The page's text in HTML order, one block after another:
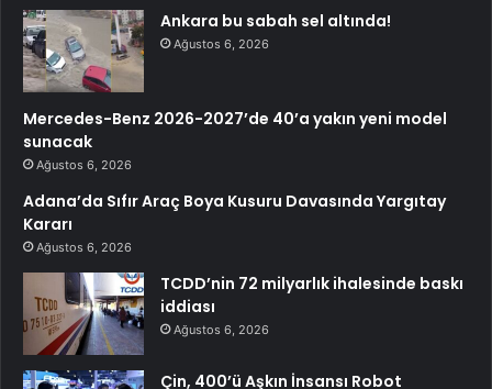
Ankara bu sabah sel altında!
Ağustos 6, 2026
Mercedes-Benz 2026-2027’de 40’a yakın yeni model
sunacak
Ağustos 6, 2026
Adana’da Sıfır Araç Boya Kusuru Davasında Yargıtay
Kararı
Ağustos 6, 2026
TCDD’nin 72 milyarlık ihalesinde baskı
iddiası
Ağustos 6, 2026
Çin, 400’ü Aşkın İnsansı Robot